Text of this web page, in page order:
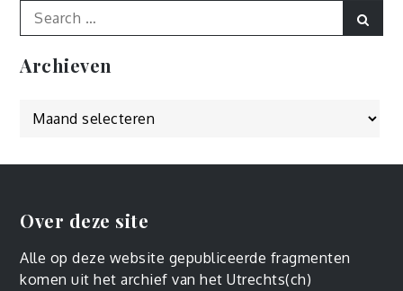
Search
for:
Archieven
Over deze site
Alle op deze website gepubliceerde fragmenten
komen uit het archief van het Utrechts(ch)